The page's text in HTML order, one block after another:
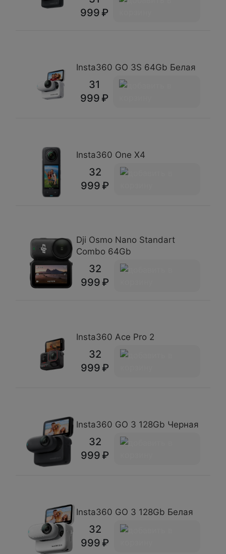
999
Insta360 GO 3S 64Gb Белая
31
999
Insta360 One X4
32
999
Dji Osmo Nano Standart
Combo 64Gb
32
999
Insta360 Ace Pro 2
32
999
Insta360 GO 3 128Gb Черная
32
999
Insta360 GO 3 128Gb Белая
32
999